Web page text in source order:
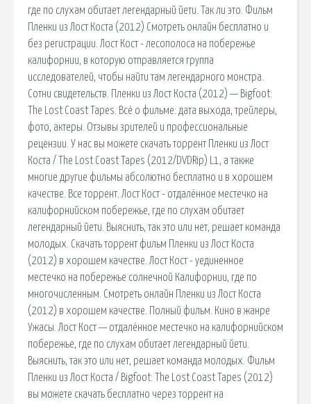
где по слухам обитает легендарный йети. Так ли это. Фильм
Пленки из Лост Коста (2012) Смотреть онлайн бесплатно и
без регистрации. Лост Кост - лесополоса на побережье
калифорнии, в которую отправляется группа
исследователей, чтобы найти там легендарного монстра.
Сотни свидетельств. Пленки из Лост Коста (2012) — Bigfoot:
The Lost Coast Tapes. Всё о фильме: дата выхода, трейлеры,
фото, актеры. Отзывы зрителей и профессиональные
рецензии. У нас вы можете скачать торрент Пленки из Лост
Коста / The Lost Coast Tapes (2012/DVDRip) L1, а также
многие другие фильмы абсолютно бесплатно и в хорошем
качестве. Все торрент. Лост Кост - отдалённое местечко на
калифорнийском побережье, где по слухам обитает
легендарный йети. Выяснить, так это или нет, решает команда
молодых. Скачать торрент фильм Пленки из Лост Коста
(2012) в хорошем качестве. Лост Кост - уединенное
местечко на побережье солнечной Калифорнии, где по
многочисленным. Смотреть онлайн Пленки из Лост Коста
(2012) в хорошем качестве. Полный фильм. Кино в жанре
Ужасы. Лост Кост — отдалённое местечко на калифорнийском
побережье, где по слухам обитает легендарный йети.
Выяснить, так это или нет, решает команда молодых. Фильм
Пленки из Лост Коста / Bigfoot: The Lost Coast Tapes (2012)
вы можете скачать бесплатно через торрент на